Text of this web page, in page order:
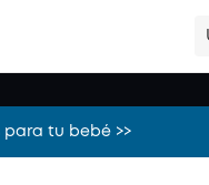
Descubre más >>
Descubre más >>